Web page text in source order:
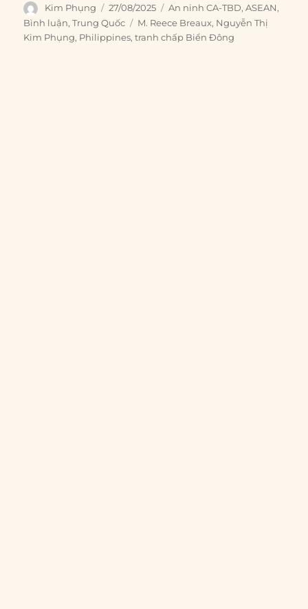
Author
Kim Phụng
Posted
on
27/08/2025 Categories
An ninh CA-TBD,ASEAN,
Bình luận,Trung Quốc Tags
M. Reece Breaux, Nguyễn Thị
Kim Phụng, Philippines,tranh chấp Biển Đông